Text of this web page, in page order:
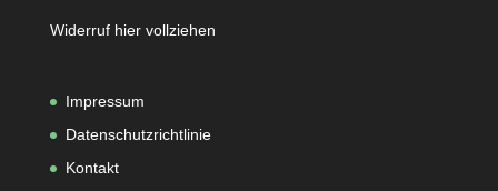
Widerruf hier vollziehen
Impressum
Datenschutzrichtlinie
Kontakt